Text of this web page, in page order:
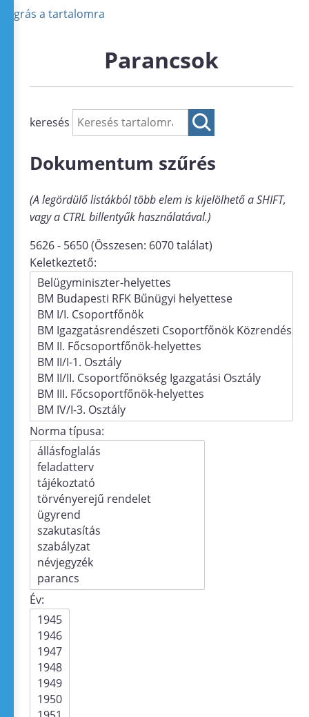
Ugrás a tartalomra
Parancsok
keresés
Dokumentum szűrés
(A legördülő listákból több elem is kijelölhető a SHIFT,
vagy a CTRL billentyűk használatával.)
5626 - 5650 (Összesen: 6070 találat)
Keletkeztető:
Norma típusa:
Év: